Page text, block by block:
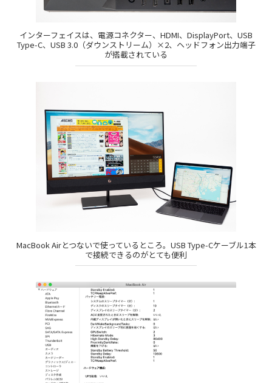
インターフェイスは、電源コネクター、HDMI、DisplayPort、USB
Type-C、USB 3.0（ダウンストリーム）×2、ヘッドフォン出力端子
が搭載されている
MacBook Airとつないで使っているところ。USB Type-Cケーブル1本
で接続できるのがとても便利